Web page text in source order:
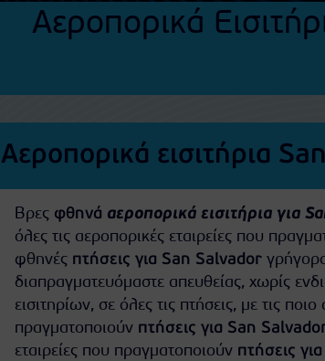
Αεροπορικά
Αεροπορικά εισιτήρια
Βρες φθηνά αεροπορικά εισιτήρια για
όλες τις αεροπορικές εταιρείες που
φθηνές πτήσεις για San Salvador
διαπραγματευόμαστε απευθείας, χωρίς
εισιτηρίων, σε όλες τις πτήσεις, με τις
πραγματοποιούν πτήσεις για San
εταιρείες που πραγματοποιούν πτήσεις